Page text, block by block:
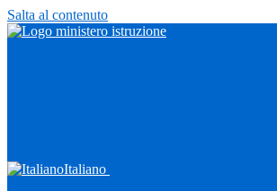
Salta al contenuto
Italiano